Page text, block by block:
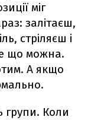
міг
залітаєш,
стріляєш і
що можна.
А якщо
групи. Коли